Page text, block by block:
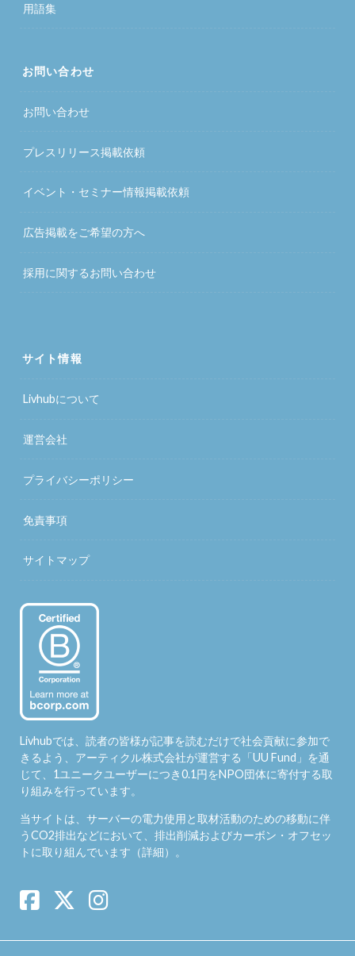
用語集
お問い合わせ
お問い合わせ
プレスリリース掲載依頼
イベント・セミナー情報掲載依頼
広告掲載をご希望の方へ
採用に関するお問い合わせ
サイト情報
Livhubについて
運営会社
プライバシーポリシー
免責事項
サイトマップ
Livhubでは、読者の皆様が記事を読むだけで社会貢献に参加で
きるよう、アーティクル株式会社が運営する「UU Fund 」を通
じて、1ユニークユーザーにつき0.1円をNPO団体に寄付する取
り組みを行っています。
当サイトは、サーバーの電力使用と取材活動のための移動に伴
うCO2排出などにおいて、排出削減およびカーボン・オフセッ
トに取り組んでいます（詳細）。